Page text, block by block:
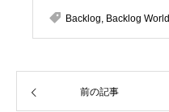
Backlog, Backlog World
前の記事